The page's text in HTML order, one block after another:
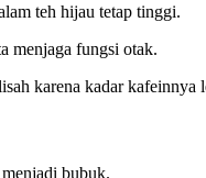
teh hijau tetap tinggi.
menjaga fungsi otak.
karena kadar
bubuk.